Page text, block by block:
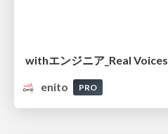
withエンジニア_Real Voices
enito
PRO